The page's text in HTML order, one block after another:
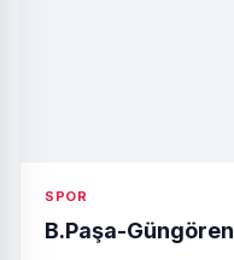
SPOR
B.Paşa-Güngören